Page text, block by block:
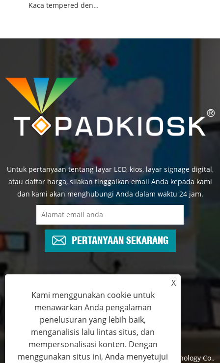
Kaca tempered dengan ukuran dan desain yang disesuaikan untuk LCD
Untuk pertanyaan tentang layar LCD, kios, layar signage digital,
atau daftar harga, silakan tinggalkan email Anda kepada kami
dan kami akan menghubungi Anda dalam waktu 24 jam.
PERTANYAAN SEKARANG
marketing@topadkiosk.com
Hak Cipta © 2024 Shenzhen TopAdkiosk Display Technology Co.,
X
Kami menggunakan cookie untuk
menawarkan Anda pengalaman
penelusuran yang lebih baik,
menganalisis lalu lintas situs, dan
mempersonalisasi konten. Dengan
menggunakan situs ini, Anda menyetujui